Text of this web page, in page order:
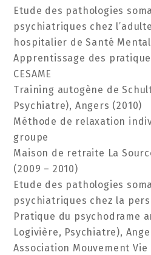
Etude des pathologies
psychiatriques chez
hospitalier de Santé
Apprentissage des
CESAME
Training autogène de
Psychiatre), Angers (2010)
Méthode de relaxation
groupe
Maison de retraite La
(2009 – 2010)
Etude des pathologies
psychiatriques chez la
Pratique du psychodrame
Logivière, Psychiatre),
Association Mouvement